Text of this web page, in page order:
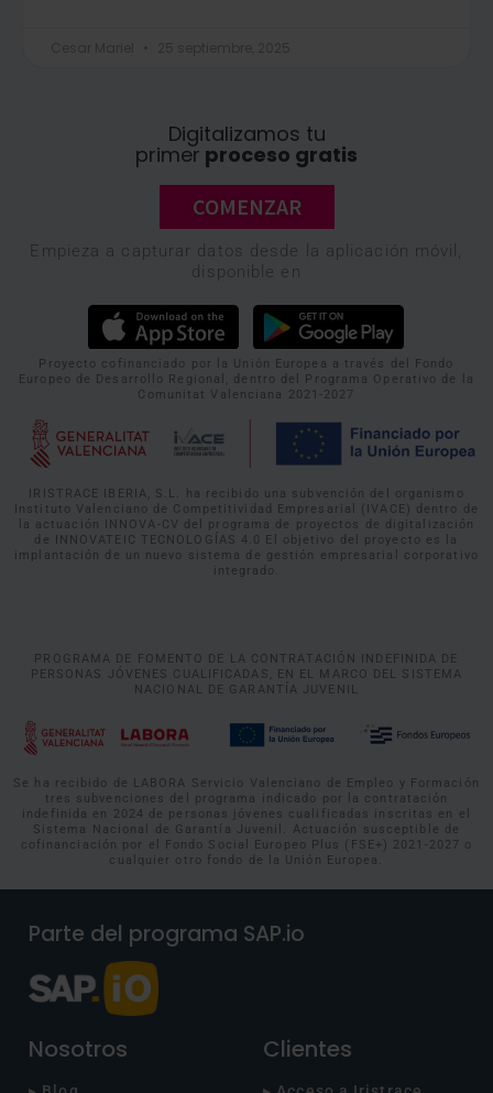
Digitalizamos tu
primer proceso gratis
COMENZAR
Empieza a capturar datos desde la aplicación móvil,
disponible en
Proyecto cofinanciado por la Unión Europea a través del Fondo
Europeo de Desarrollo Regional, dentro del Programa Operativo de la
Comunitat Valenciana 2021-2027
IRISTRACE IBERIA, S.L. ha recibido una subvención del organismo
Instituto Valenciano de Competitividad Empresarial (IVACE) dentro de
la actuación INNOVA-CV del programa de proyectos de digitalización
de INNOVATEIC TECNOLOGÍAS 4.0 El objetivo del proyecto es la
implantación de un nuevo sistema de gestión empresarial corporativo
integrado.
PROGRAMA DE FOMENTO DE LA CONTRATACIÓN INDEFINIDA DE
PERSONAS JÓVENES CUALIFICADAS, EN EL MARCO DEL SISTEMA
NACIONAL DE GARANTÍA JUVENIL
Se ha recibido de LABORA Servicio Valenciano de Empleo y Formación
tres subvenciones del programa indicado por la contratación
indefinida en 2024 de personas jóvenes cualificadas inscritas en el
Sistema Nacional de Garantía Juvenil. Actuación susceptible de
cofinanciación por el Fondo Social Europeo Plus (FSE+) 2021-2027 o
cualquier otro fondo de la Unión Europea.
Parte del programa SAP.io
Nosotros Clientes